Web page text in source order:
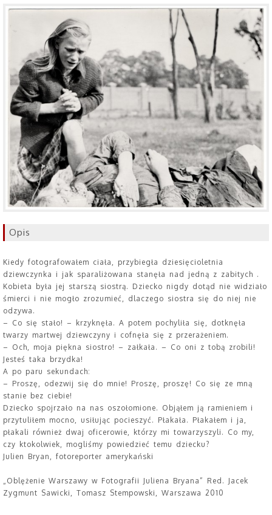
Opis
Kiedy fotografowałem ciała, przybiegła dziesięcioletnia
dziewczynka i jak sparaliżowana stanęła nad jedną z zabitych .
Kobieta była jej starszą siostrą. Dziecko nigdy dotąd nie widziało
śmierci i nie mogło zrozumieć, dlaczego siostra się do niej nie
odzywa.
– Co się stało! – krzyknęła. A potem pochyliła się, dotknęła
twarzy martwej dziewczyny i cofnęła się z przerażeniem.
– Och, moja piękna siostro! – załkała. – Co oni z tobą zrobili!
Jesteś taka brzydka!
A po paru sekundach:
– Proszę, odezwij się do mnie! Proszę, proszę! Co się ze mną
stanie bez ciebie!
Dziecko spojrzało na nas oszołomione. Objąłem ją ramieniem i
przytuliłem mocno, usiłując pocieszyć. Płakała. Płakałem i ja,
płakali również dwaj oficerowie, którzy mi towarzyszyli. Co my,
czy ktokolwiek, mogliśmy powiedzieć temu dziecku?
Julien Bryan, fotoreporter amerykański
„Oblężenie Warszawy w Fotografii Juliena Bryana” Red. Jacek
Zygmunt Sawicki, Tomasz Stempowski, Warszawa 2010